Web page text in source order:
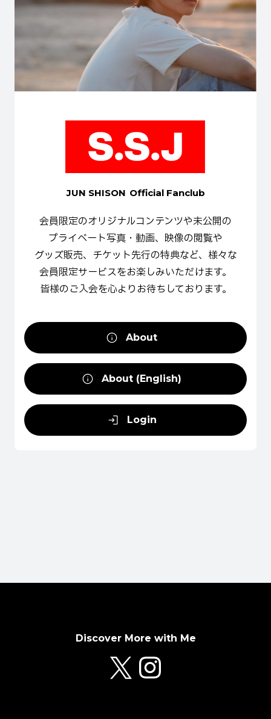
JUN SHISON Official Fanclub
会員限定のオリジナルコンテンツや未公開の
プライベート写真・動画、 映像の閲覧や
グッズ販売、 チケット先行の特典など、 様々な
会員限定サービスをお楽しみいただけます。
皆様のご入会を心より お待ちしております。
About
About (English)
Login
Discover More with Me